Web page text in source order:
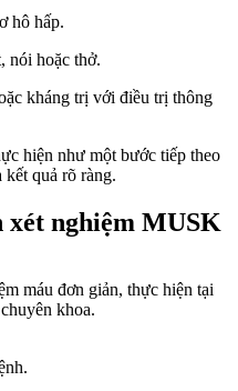
hô hấp.
nói hoặc thở.
kháng trị với điều trị thông
hiện như một bước tiếp theo
quả rõ ràng.
nghiệm MUSK
máu đơn giản, thực hiện tại
khoa.